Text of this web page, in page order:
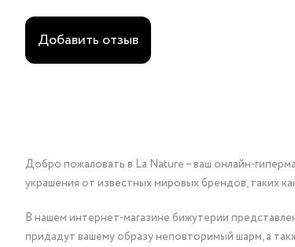
Добавить отзыв
Добро пожаловать в La Nature – ваш онлайн-
украшения от известных мировых брендов, таких
В нашем интернет-магазине бижутерии
придадут вашему образу неповторимый шарм, а